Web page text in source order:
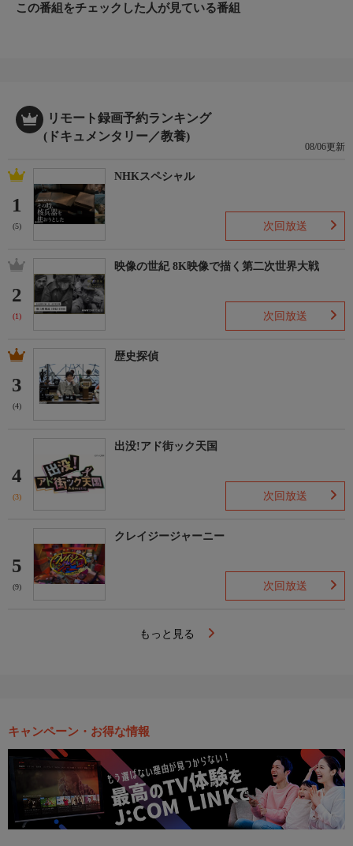
共同テレビジョン
この番組をチェックした人が見ている番組
リモート録画予約ランキング
(ドキュメンタリー／教養)
08/06更新
1
(5)
NHKスペシャル
次回放送
2
(1)
映像の世紀 8K映像で描く第二次世界大戦
次回放送
3
(4)
歴史探偵
4
(3)
出没!アド街ック天国
次回放送
5
(9)
クレイジージャーニー
次回放送
もっと見る
キャンペーン・お得な情報